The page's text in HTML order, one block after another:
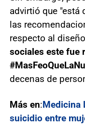
advirtió que "está
las
respecto al
sociales este fue
decenas de
Más en:Medicina
suicidio entre